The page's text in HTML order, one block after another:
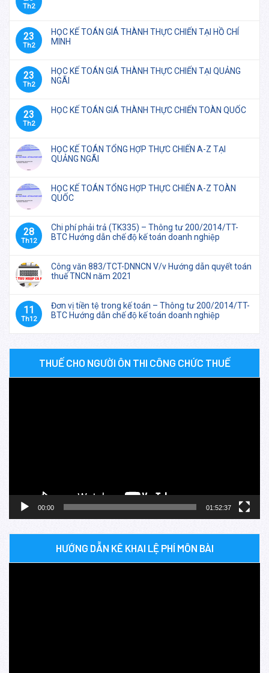
Th2
23
Th2
HỌC KẾ TOÁN GIÁ THÀNH THỰC CHIẾN TẠI HỒ CHÍ
MINH
23
Th2
HỌC KẾ TOÁN GIÁ THÀNH THỰC CHIẾN TẠI QUẢNG
NGÃI
23
Th2
HỌC KẾ TOÁN GIÁ THÀNH THỰC CHIẾN TOÀN QUỐC
HỌC KẾ TOÁN TỔNG HỢP THỰC CHIẾN A-Z TẠI
QUẢNG NGÃI
HỌC KẾ TOÁN TỔNG HỢP THỰC CHIẾN A-Z TOÀN
QUỐC
28
Th12
Chi phí phải trả (TK335) – Thông tư 200/2014/TT-
BTC Hướng dẫn chế độ kế toán doanh nghiệp
Công văn 883/TCT-DNNCN V/v Hướng dẫn quyết toán
thuế TNCN năm 2021
11
Th12
Đơn vị tiền tệ trong kế toán – Thông tư 200/2014/TT-
BTC Hướng dẫn chế độ kế toán doanh nghiệp
THUẾ CHO NGƯỜI ÔN THI CÔNG CHỨC THUẾ
00:00 01:52:37
HƯỚNG DẪN KÊ KHAI LỆ PHÍ MÔN BÀI